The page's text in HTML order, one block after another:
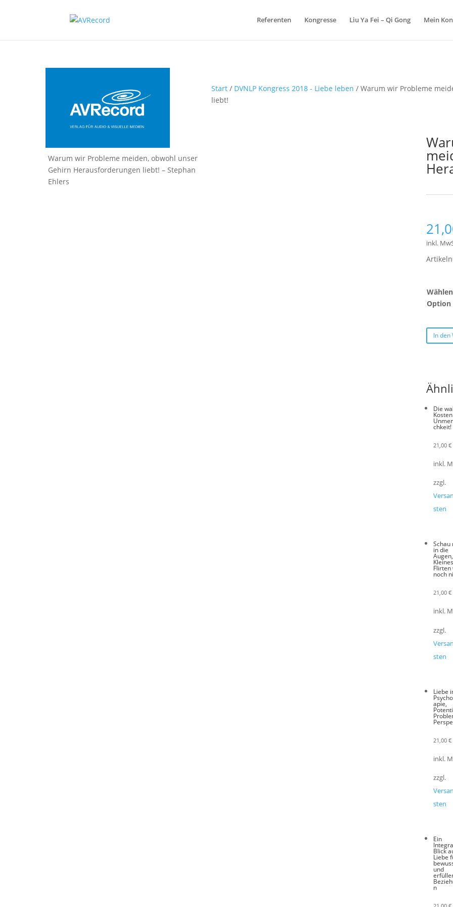
Referenten Kongresse Liu Ya Fei – Qi Gong Mein
Warum wir Probleme meiden, obwohl unser
Gehirn Herausforderungen liebt! – Stephan
Ehlers
Start/ DVNLP Kongress 2018 - Liebe leben / Warum wir Probleme
liebt!
inkl.
Option
In den
Die
chkeit!
21,00€
inkl.
zzgl.
sten
Schau
in die
Augen,
Kleines
Flirten
noch
21,00€
inkl.
zzgl.
sten
Liebe
apie,
21,00€
inkl.
zzgl.
sten
Ein
Blick
Liebe
und
n